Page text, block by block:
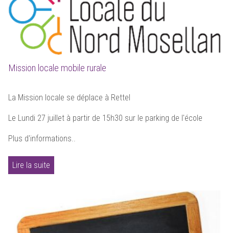
Mission locale mobile rurale
La Mission locale se déplace à Rettel
Le Lundi 27 juillet à partir de 15h30 sur le parking de l'école
Plus d'informations..
Lire la suite